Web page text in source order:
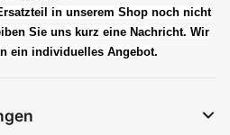
in unserem Shop noch nicht
Sie uns kurz eine Nachricht. Wir
ein individuelles Angebot.